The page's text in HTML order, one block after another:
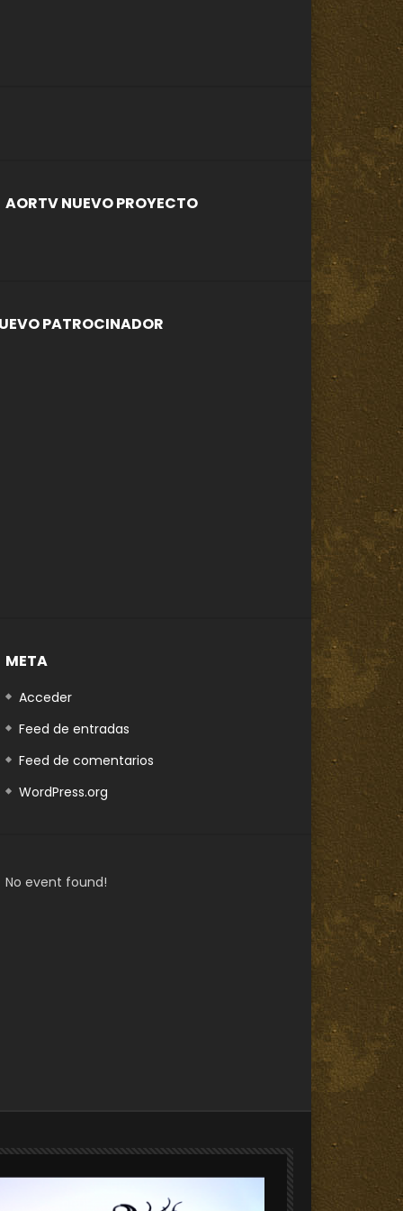
AORTV NUEVO PROYECTO
PATROCINADOR
META
Acceder
Feed de entradas
Feed de comentarios
WordPress.org
No event found!